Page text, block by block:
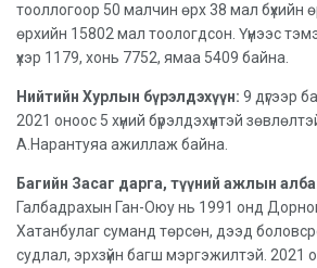
тооллогоор 50 малчин өрх 38 мал бүхийн
өрхийн 15802 мал тоологдсон. Үүнээс
үхэр 1179, хонь 7752, ямаа 5409 байна.
Нийтийн Хурлын бүрэлдэхүүн: 9 дүгээр
2021 оноос 5 хүний бүрэлдэхүүнтэй
А.Нарантуяа ажиллаж байна.
Багийн Засаг дарга, түүний ажлын
Галбадрахын Ган-Оюу нь 1991 онд
Хатанбулаг суманд төрсөн, дээд
судлал, эрхзүйн багш мэргэжилтэй. 2021